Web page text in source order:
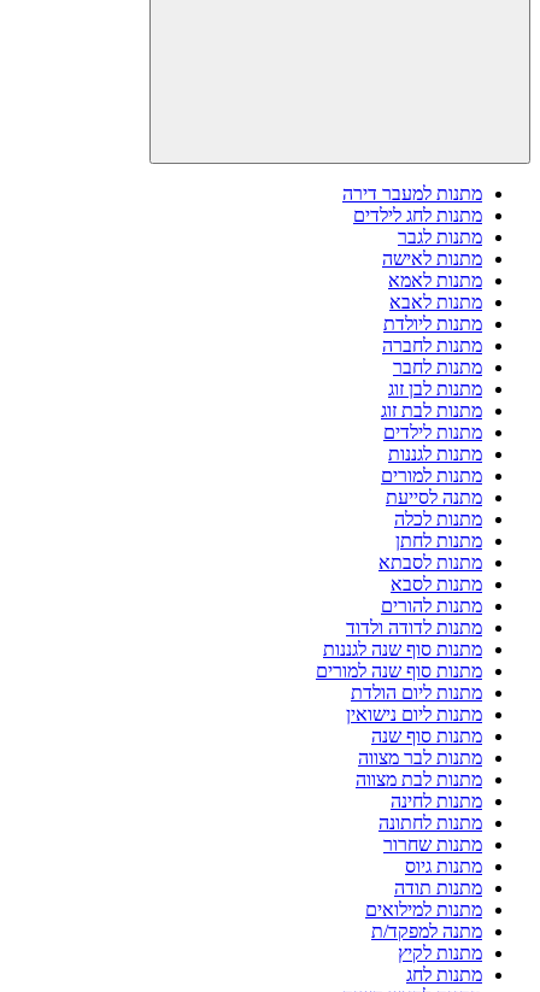
מתנות למעבר דירה
מתנות לחג לילדים
מתנות לגבר
מתנות לאישה
מתנות לאמא
מתנות לאבא
מתנות ליולדת
מתנות לחברה
מתנות לחבר
מתנות לבן זוג
מתנות לבת זוג
מתנות לילדים
מתנות לגננות
מתנות למורים
מתנה לסייעת
מתנות לכלה
מתנות לחתן
מתנות לסבתא
מתנות לסבא
מתנות להורים
מתנות לדודה ולדוד
מתנות סוף שנה לגננות
מתנות סוף שנה למורים
מתנות ליום הולדת
מתנות ליום נישואין
מתנות סוף שנה
מתנות לבר מצווה
מתנות לבת מצווה
מתנות לחינה
מתנות לחתונה
מתנות שחרור
מתנות גיוס
מתנות תודה
מתנות למילואים
מתנה למפקד/ת
מתנות לקיץ
מתנות לחג